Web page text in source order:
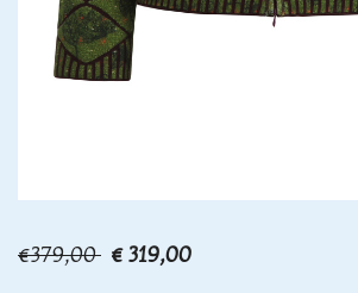
€379,00 € 319,00